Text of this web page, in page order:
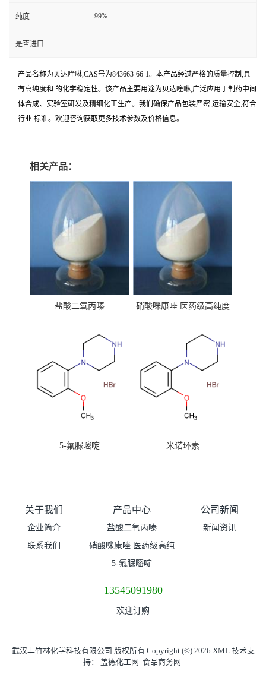
纯度 99%
是否进口
产品名称为贝达喹啉,CAS号为843663-66-1。本产品经过严格的质量控制,具
有高纯度和 的化学稳定性。该产品主要用途为贝达喹啉,广泛应用于制药中间
体合成、实验室研发及精细化工生产。我们确保产品包装严密,运输安全,符合
行业 标准。欢迎咨询获取更多技术参数及价格信息。
相关产品：
盐酸二氧丙嗪
硝酸咪康唑 医药级高纯度
5-氟脲嘧啶 米诺环素
关于我们
企业简介
联系我们
产品中心
盐酸二氧丙嗪
硝酸咪康唑 医药级高纯
度99%原粉
5-氟脲嘧啶
公司新闻
新闻资讯
13545091980
欢迎订购
武汉丰竹林化学科技有限公司 版权所有 Copyright (©) 2026 XML技术支
持： 盖德化工网 食品商务网